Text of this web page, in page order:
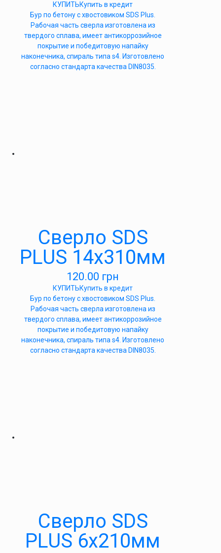
КУПИТЬКупить в кредит
Бур по бетону с хвостовиком SDS Plus.
Рабочая часть сверла изготовлена из
твердого сплава, имеет антикоррозийное
покрытие и победитовую напайку
наконечника, спираль типа s4. Изготовлено
согласно стандарта качества DIN8035.
Сверло SDS
PLUS 14х310мм
120.00 грн
КУПИТЬКупить в кредит
Бур по бетону с хвостовиком SDS Plus.
Рабочая часть сверла изготовлена из
твердого сплава, имеет антикоррозийное
покрытие и победитовую напайку
наконечника, спираль типа s4. Изготовлено
согласно стандарта качества DIN8035.
Сверло SDS
PLUS 6х210мм